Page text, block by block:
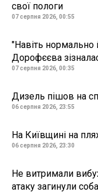
свої пологи
07 серпня 2026, 00:55
"Навіть нормально
Дорофєєва
07 серпня 2026, 00:35
Дизель пішов на
06 серпня 2026, 23:55
На Київщині на
06 серпня 2026, 23:30
Не витримали
атаку загинули